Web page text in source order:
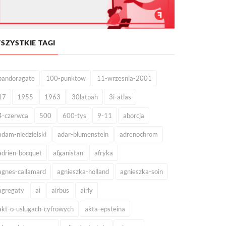
TAGI
100-punktow 11-wrzesnia-2001
1955 1963 30latpah 3i-atlas
czerwca 500 600-tys 9-11 aborcja
niedzielski adar-blumenstein adrenochrom
bocquet afganistan afryka
callamard agnieszka-holland agnieszka-soin
ai airbus airly
o-uslugach-cyfrowych akta-epsteina